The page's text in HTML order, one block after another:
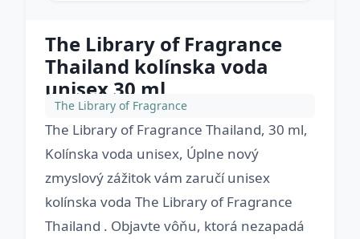
The Library of Fragrance
Thailand kolínska voda
unisex 30 ml
The Library of Fragrance
The Library of Fragrance Thailand, 30 ml,
Kolínska voda unisex, Úplne nový
zmyslový zážitok vám zaručí unisex
kolínska voda The Library of Fragrance
Thailand . Objavte vôňu, ktorá nezapadá